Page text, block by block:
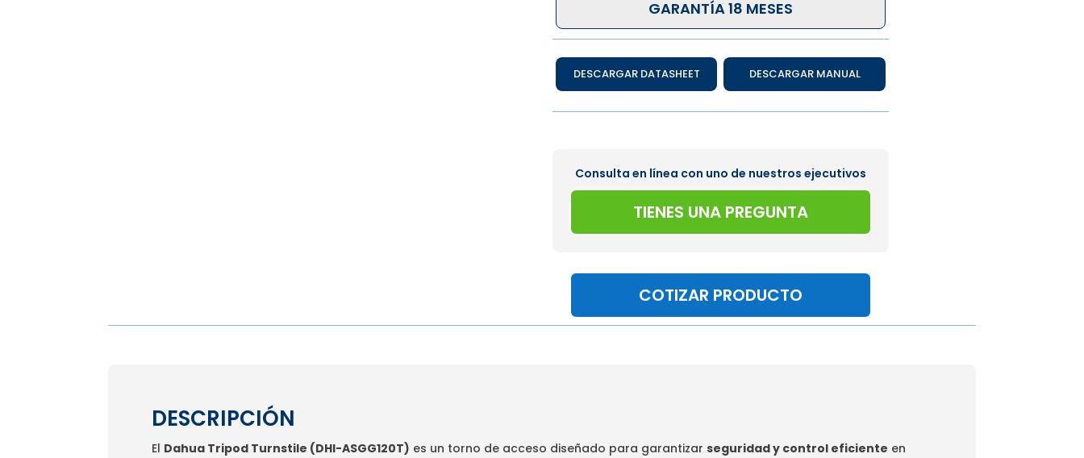
GARANTÍA 18 MESES
DESCARGAR DATASHEET DESCARGAR MANUAL
Consulta en línea con uno de nuestros ejecutivos
TIENES UNA PREGUNTA
COTIZAR PRODUCTO
DESCRIPCIÓN
El Dahua Tripod Turnstile (DHI-ASGG120T) es un torno de acceso diseñado para garantizarseguridad y control eficiente en